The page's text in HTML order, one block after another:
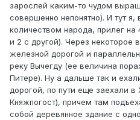
зарослей каким-то чудом
совершенно непонятно). И тут
количеством народа, прилег
и 2 с другой). Через некоторое
железной дорогой и
реку Вычегду (ее величина
Питере). Ну а дальше так и
дорогой, по пути еще заехали
Княжпогост), причем там
собой деревянное здание с